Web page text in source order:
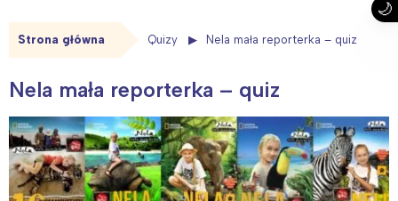
Strona główna Quizy Nela mała reporterka – quiz
Nela mała reporterka – quiz